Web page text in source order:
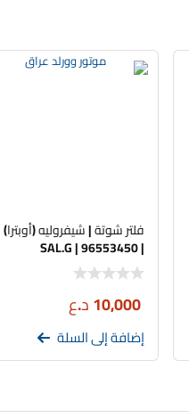
فلتر شوتة | شيفروليه (أوبترا)
| SAL.G | 96553450
10,000د.ع
إضافة إلى السلة